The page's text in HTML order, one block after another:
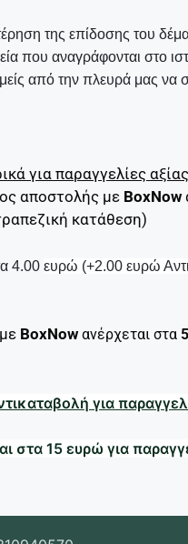
της επίδοσης του
που αναγράφονται στο
από την πλευρά μας να
για παραγγελίες
αποστολής με BoxNow
κατάθεση)
4.00 ευρώ (+2.00 ευρώ
με BoxNow ανέρχεται στα
για
στα 15 ευρώ για